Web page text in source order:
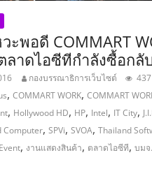
ะพอดี COMMART
ลาดไอซีทีกำลังซื้อกลั
กองบรรณาธิการเว็บไซต์
, COMMART WORK, COMMART
, Hollywood HD, HP, Intel, IT City,
Computer, SPVi, SVOA, Thailand
, งานแสดงสินค้า, ตลาดไอซีที, บมจ